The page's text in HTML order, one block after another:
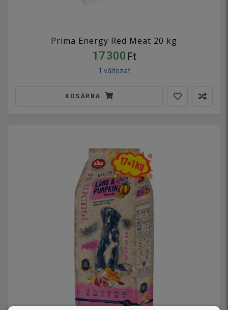
Prima Energy Red Meat 20 kg
17 300 Ft
1 változat
KOSÁRBA